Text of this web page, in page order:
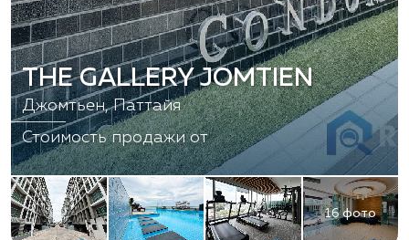
16 фото
THE GALLERY JOMTIEN
Джомтьен, Паттайя
Стоимость продажи от